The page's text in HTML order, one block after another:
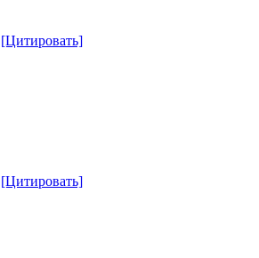
[Цитировать]
[Цитировать]